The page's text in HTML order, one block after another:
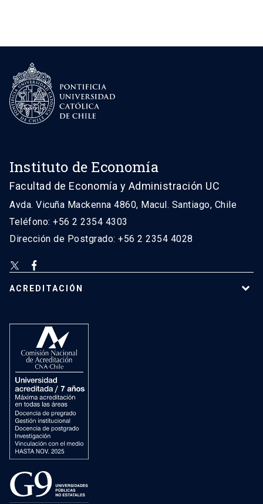
Instituto de Economía
Facultad de Economía y Administración UC
Avda. Vicuña Mackenna 4860, Macul. Santiago, Chile
Teléfono: +56 2 2354 4303
Dirección de Postgrado: +56 2 2354 4028
ACREDITACIÓN